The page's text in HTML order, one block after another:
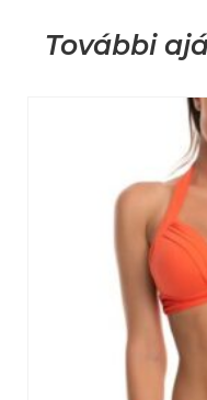
További